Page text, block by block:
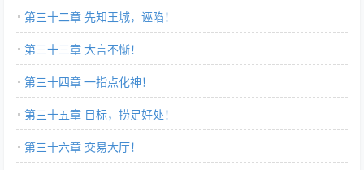
第三十二章 先知王城，诬陷！
第三十三章 大言不惭！
第三十四章 一指点化神！
第三十五章 目标，捞足好处！
第三十六章 交易大厅！